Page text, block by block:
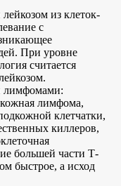
из клеток-
с
При уровне
считается
лимфомами:
лимфома,
клетчатки,
киллеров,
большей части Т-
быстрое, а исход